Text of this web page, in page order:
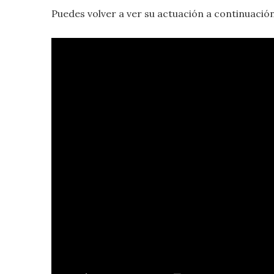
Puedes volver a ver su actuación a